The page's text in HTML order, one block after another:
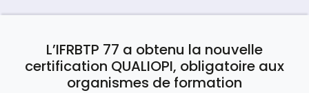
L’IFRBTP 77 a obtenu la nouvelle
certification QUALIOPI, obligatoire aux
organismes de formation